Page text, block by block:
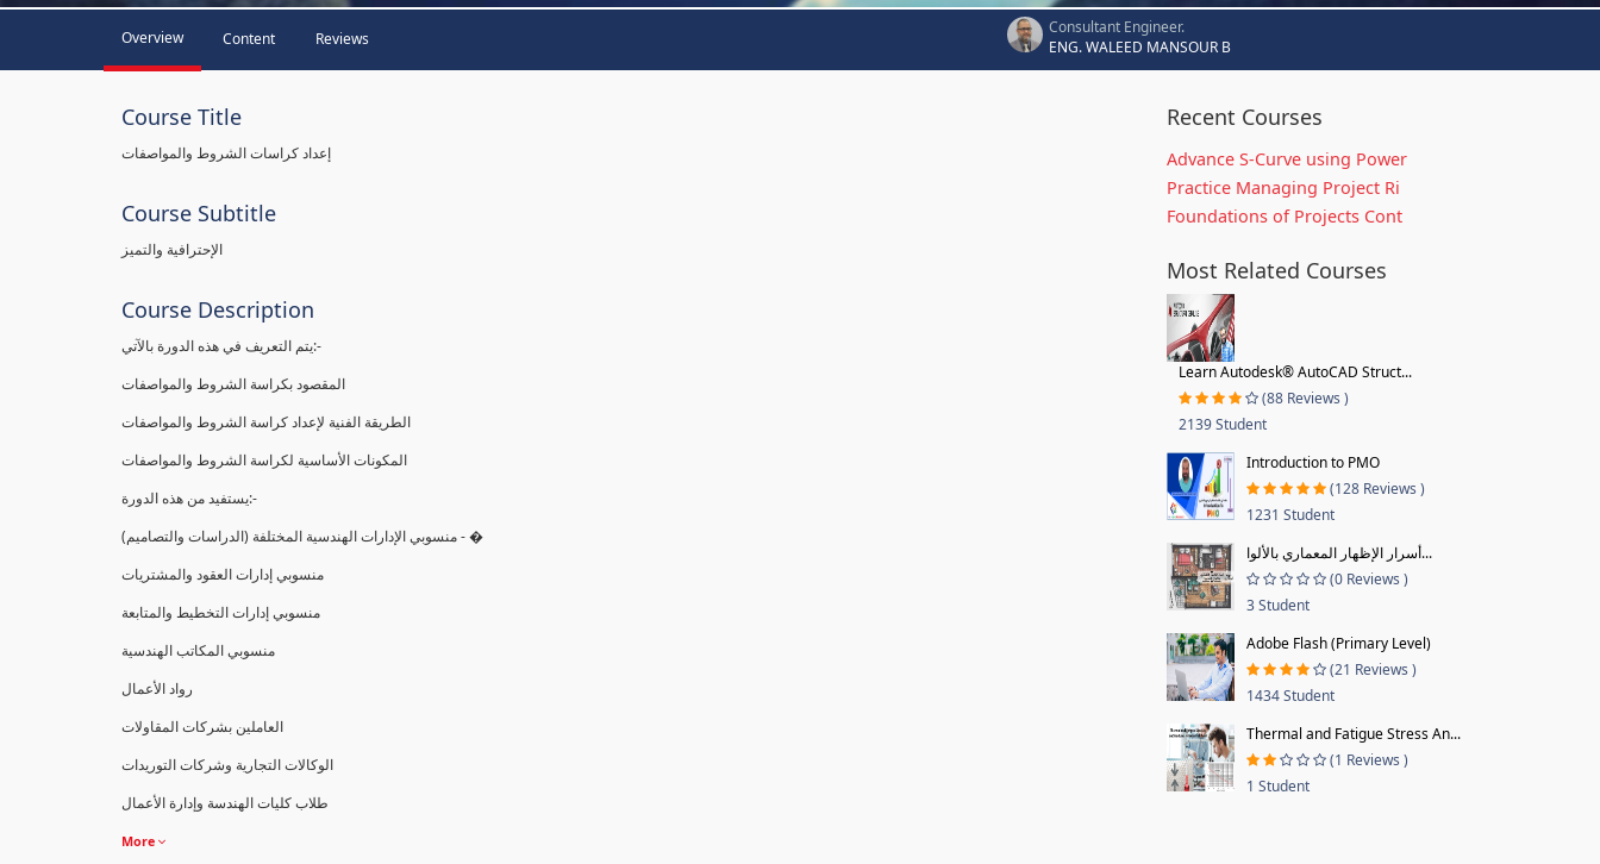
Overview Content Reviews
Consultant Engineer.
ENG. WALEED MANSOUR B
Course Title
إعداد كراسات الشروط والمواصفات
Course Subtitle
الإحترافية والتميز
Course Description
يتم التعريف في هذه الدورة بالآتي:-
المقصود بكراسة الشروط والمواصفات
الطريقة الفنية لإعداد كراسة الشروط والمواصفات
المكونات الأساسية لكراسة الشروط والمواصفات
يستفيد من هذه الدورة:-
(منسوبي الإدارات الهندسية المختلفة (الدراسات والتصاميم - �
منسوبي إدارات العقود والمشتريات
منسوبي إدارات التخطيط والمتابعة
منسوبي المكاتب الهندسية
رواد الأعمال
العاملين بشركات المقاولات
الوكالات التجارية وشركات التوريدات
طلاب كليات الهندسة وإدارة الأعمال
More
Recent Courses
Advance S-Curve using Power
Practice Managing Project Ri
Foundations of Projects Cont
Most Related Courses
Learn Autodesk® AutoCAD Struct...
(88 Reviews )
2139 Student
Introduction to PMO
(128 Reviews )
1231 Student
أسرار الإظهار المعماري بالألوا...
(0 Reviews )
3 Student
Adobe Flash (Primary Level)
(21 Reviews )
1434 Student
Thermal and Fatigue Stress An...
(1 Reviews )
1 Student